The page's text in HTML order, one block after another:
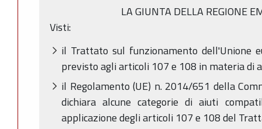
LA GIUNTA DELLA REGIONE
Visti:
il Trattato sul funzionamento dell'Unione
previsto agli articoli 107 e 108 in materia di
il Regolamento (UE) n. 2014/651 della
dichiara alcune categorie di aiuti
applicazione degli articoli 107 e 108 del